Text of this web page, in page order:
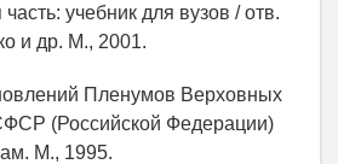
учебник для вузов / отв.
и др. М., 2001.
Пленумов Верховных
(Российской Федерации)
М., 1995.